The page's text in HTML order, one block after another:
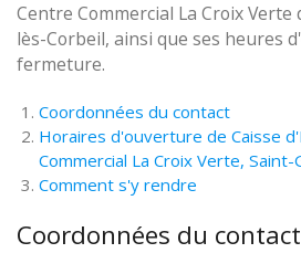
Centre Commercial La Croix
lès-Corbeil, ainsi que ses heures
fermeture.
Coordonnées du contact
Horaires d'ouverture de Caisse
Commercial La Croix Verte,
Comment s'y rendre
Coordonnées du contact